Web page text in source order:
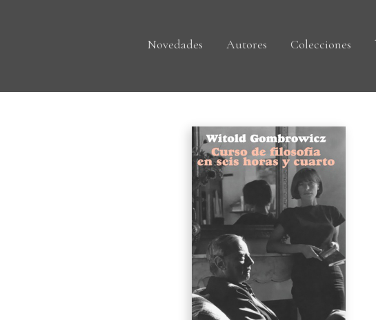
Novedades Autores Colecciones